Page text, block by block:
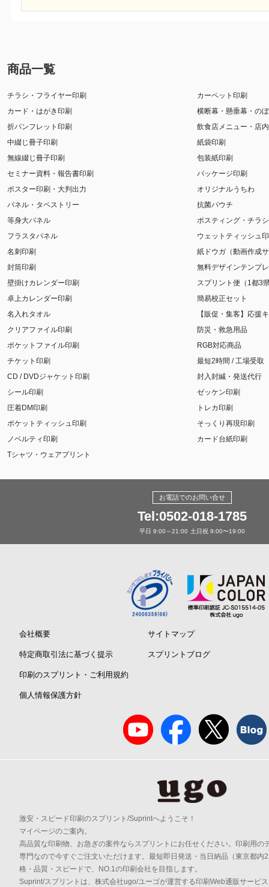
商品一覧
チラシ・フライヤー印刷
カード・はがき印刷
折パンフレット印刷
中綴じ冊子印刷
無線綴じ冊子印刷
セミナー資料・報告書印刷
ポスター印刷・大判出力
パネル・タペストリー
等身大パネル
フラスタパネル
名刺印刷
封筒印刷
壁掛けカレンダー印刷
卓上カレンダー印刷
名入れタオル
クリアファイル印刷
ポケットファイル印刷
チケット印刷
CD / DVDジャケット印刷
シール印刷
圧着DM印刷
ポケットティッシュ印刷
ノベルティ印刷
Tシャツ・ウェアプリント
カーペット印刷
横断幕・懸垂幕・の
飲食店メニュー・店
紙袋印刷
包装紙印刷
パッケージ印刷
オリジナルうちわ
抗菌パウチ
ポスティング・チラ
ウェットティッシュ
紙ドウガ（動画作成
無料デザインテンプ
スプリント便（1都3
簡易校正セット
【販促・集客】応援
防災・救急用品
RGB対応商品
最短2時間 / 工場受取
封入封緘・発送代行
ゼッケン印刷
トレカ印刷
そっくり再現印刷
カード台紙印刷
お電話でのお問い合せ
Tel:0502-018-1785
平日 9:00～21:00 土日祝 9:00〜19:00
会社概要
特定商取引法に基づく提示
印刷のスプリント・ご利用規約
個人情報保護方針
サイトマップ
スプリントブログ
激安・スピード印刷のスプリント/Suprintへようこそ！
マイページのご案内。
高品質な印刷物、お急ぎの案件ならスプリントにお任せください。印刷用の
専門なので今すぐご注文いただけます。最短即日発送・当日納品（東京都内
格・品質・スピードで、NO.1の印刷会社を目指します。
Suprint/スプリントは、株式会社ugo/ユーゴが運営する印刷Web通販サービ